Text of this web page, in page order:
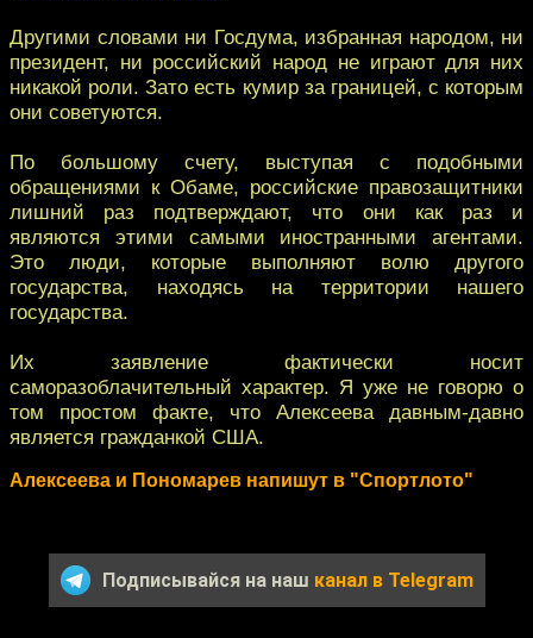
Другими словами ни Госдума, избранная народом, ни
президент, ни российский народ не играют для них
никакой роли. Зато есть кумир за границей, с которым
они советуются.
По большому счету, выступая с подобными
обращениями к Обаме, российские правозащитники
лишний раз подтверждают, что они как раз и
являются этими самыми иностранными агентами.
Это люди, которые выполняют волю другого
государства, находясь на территории нашего
государства.
Их заявление фактически носит
саморазоблачительный характер. Я уже не говорю о
том простом факте, что Алексеева давным-давно
является гражданкой США.
Алексеева и Пономарев напишут в "Спортлото"
Подписывайся на наш канал в Telegram